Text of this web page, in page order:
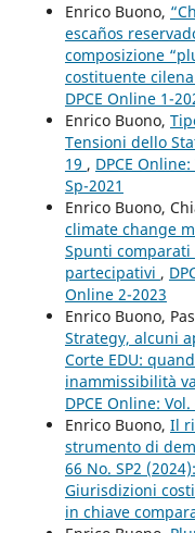
Enrico Buono,
escaños
composizione
costituente cilena
DPCE Online 1-
Enrico Buono,
Tensioni dello
19 , DPCE
Sp-2021
Enrico Buono,
climate change
Spunti
partecipativi ,
Online 2-2023
Enrico Buono,
Strategy, alcuni
Corte EDU:
inammissibilità
DPCE Online:
Enrico Buono, Il
strumento di
66 No. SP2
Giurisdizioni
in chiave